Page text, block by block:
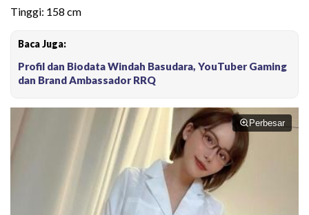
Tinggi: 158 cm
Baca Juga:
Profil dan Biodata Windah Basudara, YouTuber Gaming
dan Brand Ambassador RRQ
Perbesar